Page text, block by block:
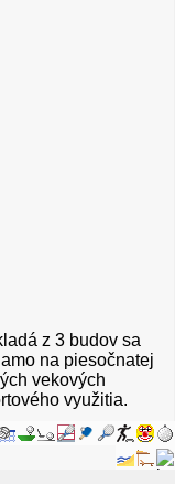
z 3 budov sa
na piesočnatej
vekových
využitia.